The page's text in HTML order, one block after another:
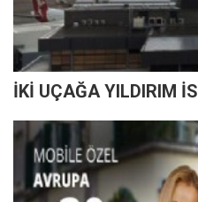
İKİ UÇAĞA YILDIRIM